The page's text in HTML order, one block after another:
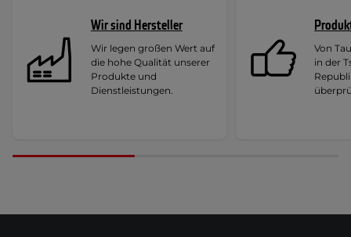
Wir sind Hersteller
Wir legen großen Wert auf
die hohe Qualität unserer
Produkte und
Dienstleistungen.
Von
in der